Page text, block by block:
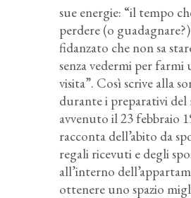
sue energie: “il tempo
perdere (o
fidanzato che non sa
senza vedermi per farmi
visita”. Così scrive alla
durante i preparativi
avvenuto il 23 febbraio
racconta dell’abito da
regali ricevuti e degli
all’interno
ottenere uno spazio